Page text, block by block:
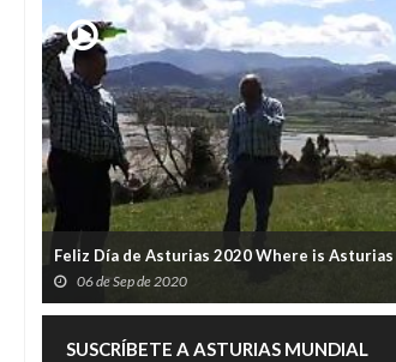
Feliz Día de Asturias 2020 Where is Asturias
06 de Sep de 2020
SUSCRÍBETE A ASTURIAS MUNDIAL